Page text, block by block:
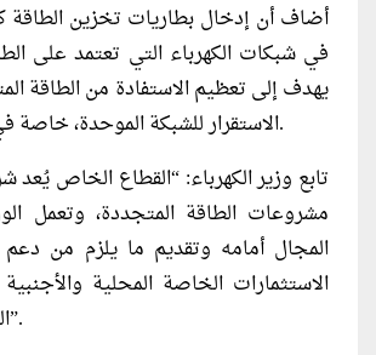
أضاف أن إدخال بطاريات تخزين
في شبكات الكهرباء التي تعتمد على
يهدف إلى تعظيم الاستفادة من الطاقة
الاستقرار للشبكة الموحدة، خاصة في أوقات الذروة.
تابع وزير الكهرباء: “القطاع الخاص يُعد
مشروعات الطاقة المتجددة، وتعمل
المجال أمامه وتقديم ما يلزم من دعم
الاستثمارات الخاصة المحلية
الطاقة المتجددة”.